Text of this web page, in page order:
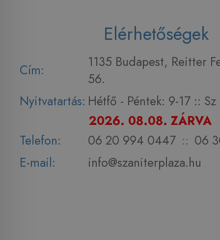
Elérhetőségek
Cím:
1135 Budapest, Reitter
56.
Nyitvatartás: Hétfő - Péntek: 9-17 :: Sz
2026. 08.08. ZÁRVA
Telefon:
06 20 994 0447 :: 06
E-mail:
info@szaniterplaza.hu